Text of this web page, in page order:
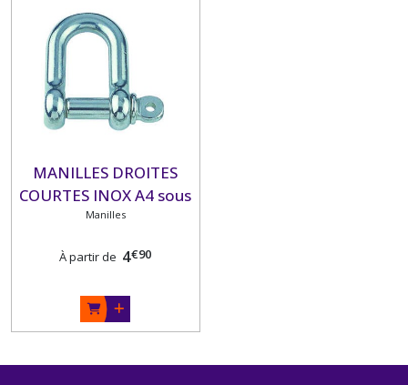
MANILLES DROITES
COURTES INOX A4 sous
blister
Manilles
À partir de 4€90